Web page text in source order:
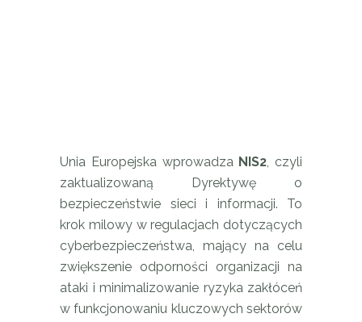
Unia Europejska wprowadza NIS2, czyli
zaktualizowaną Dyrektywę o
bezpieczeństwie sieci i informacji. To
krok milowy w regulacjach dotyczących
cyberbezpieczeństwa, mający na celu
zwiększenie odporności organizacji na
ataki i minimalizowanie ryzyka zakłóceń
w funkcjonowaniu kluczowych sektorów